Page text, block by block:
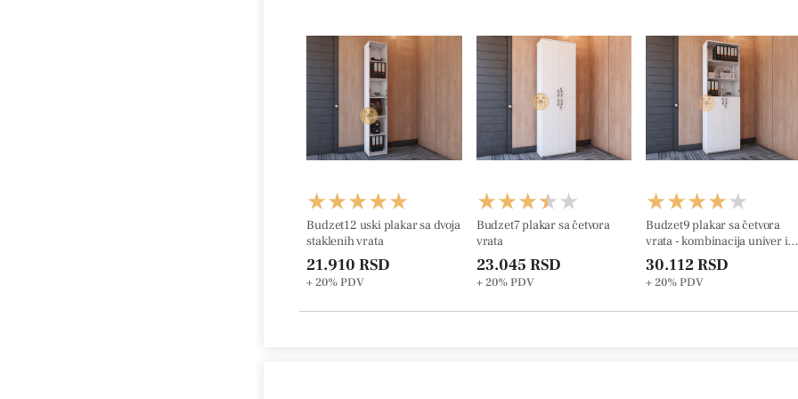
Budzet12 uski plakar sa dvoja
staklenih vrata
21.910 RSD
+ 20%PDV
Budzet7 plakar sa četvora
vrata
23.045 RSD
+ 20%PDV
Budzet9 plakar sa četvora
vrata - kombinacija univer i
staklo
30.112 RSD
+ 20%PDV